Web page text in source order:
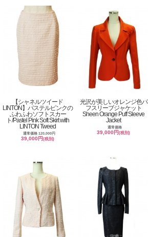
【シャネルツイード
LINTON】パステルピンクの
ふわふわソフトスカー
ト/Pastel Pink Soft Skirt with
LINTON Tweed
通常価格 120,000円
39,000円(税別)
光沢が美しいオレンジ色パ
フスリーブジャケット
Sheen Orange Puff Sleeve
Jacket
通常価格
39,000円(税別)